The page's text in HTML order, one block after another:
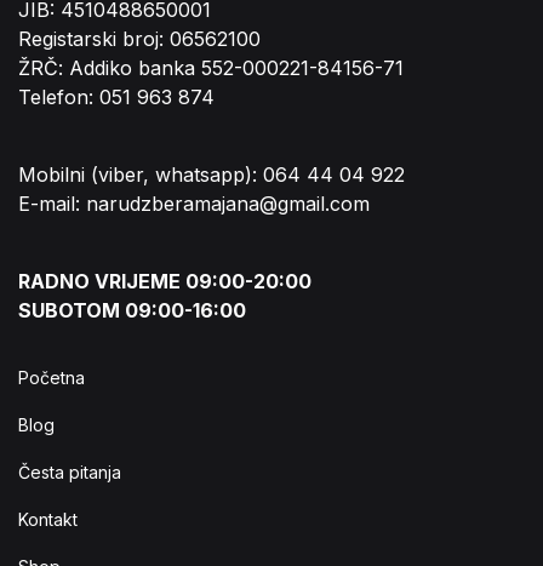
JIB: 4510488650001
Registarski broj: 06562100
ŽRČ: Addiko banka 552-000221-84156-71
Telefon: 051 963 874
Mobilni (viber, whatsapp): 064 44 04 922
E-mail: narudzberamajana@gmail.com
RADNO VRIJEME 09:00-20:00
SUBOTOM 09:00-16:00
Početna
Blog
Česta pitanja
Kontakt